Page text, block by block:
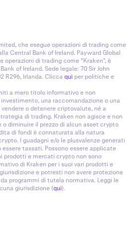
che esegue operazioni di trading come
Central Bank of Ireland. Payward Global
operazioni di trading come "Kraken", è
of Ireland. Sede legale: 70 Sir John
R296, Irlanda. Cliccaqui per politiche e
a mero titolo informativo e non
una raccomandazione o una
o detenere criptovalute, né a
di trading. Kraken non agisce e non
diminuire il prezzo di alcun asset crypto
di fondi è connaturata alla natura
I guadagni e/o le plusvalenze generati
tassati. Possono essere applicate
prodotti e mercati crypto non sono
di Kraken per i suoi vari prodotti e
e potresti non avere protezione
programmi di tutela normativa. Leggi le
giurisdizione (qui).